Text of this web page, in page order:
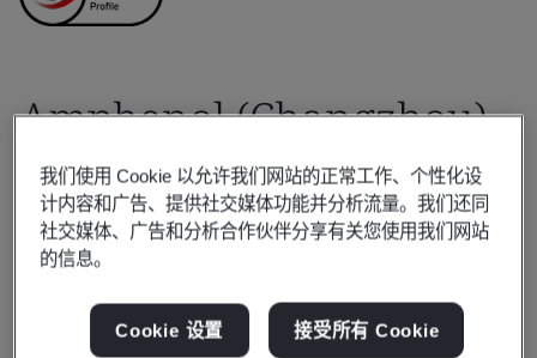
Amphenol (Changzhou)
Advanced Connector Co.,
Ltd.
Business scope:研究、设计、开发、制造新型机电元件
（高速、高密度连接器，大容量、宽频带的数据电缆）、传
我们使用 Cookie 以允许我们网站的正常工作、个性化设
计内容和广告、提供社交媒体功能并分析流量。我们还同
社交媒体、广告和分析合作伙伴分享有关您使用我们网站
的信息。
Cookie 设置 接受所有 Cookie